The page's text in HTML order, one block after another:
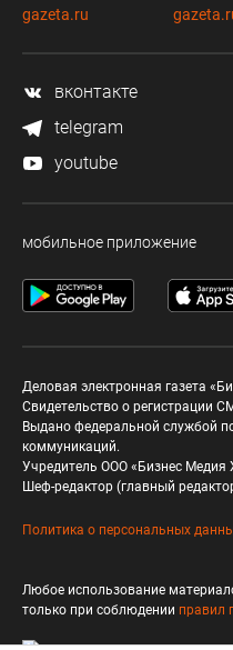
gazeta.ru
вконтакте
telegram
youtube
мобильное приложение
Деловая электронная газета
Свидетельство о регистрации
Выдано федеральной службой
коммуникаций.
Учредитель ООО «Бизнес Медия
Шеф-редактор (главный
Политика о персональных
Любое использование
только при соблюдении правил